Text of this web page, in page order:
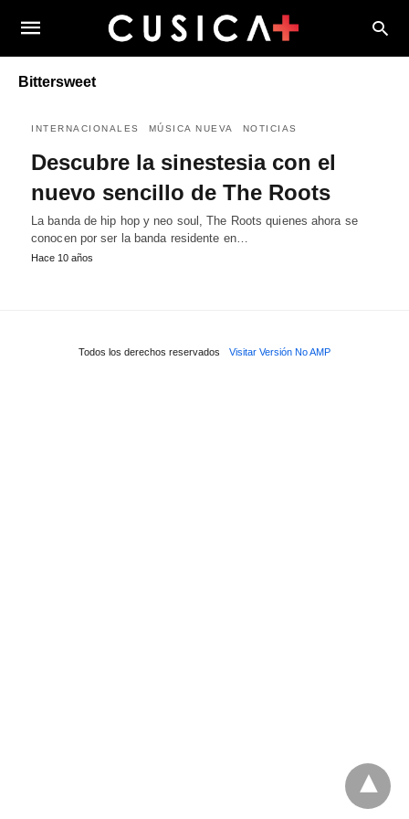
Bittersweet
INTERNACIONALES MÚSICA NUEVA NOTICIAS
Descubre la sinestesia con el
nuevo sencillo de The Roots
La banda de hip hop y neo soul, The Roots quienes ahora se
conocen por ser la banda residente en…
Hace 10 años
Todos los derechos reservados Visitar Versión No AMP